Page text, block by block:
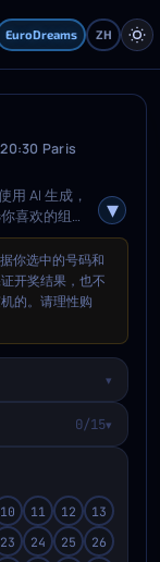
EuroDreams ZH
Paris
用 AI 生成，
喜欢的组
。
你选中的号码和
开奖结果，也不
的。请理性购
▾
10 11 12
13
23 24 25
26
0/15▾